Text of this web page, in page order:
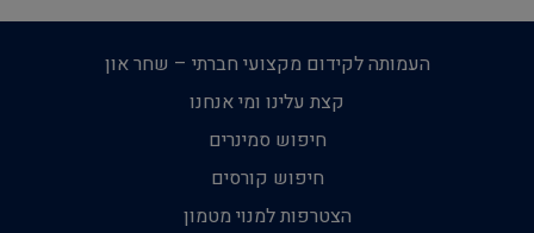
העמותה לקידום מקצועי חברתי – שחר און
קצת עלינו ומי אנחנו
חיפוש סמינרים
חיפוש קורסים
הצטרפות למנוי מטמון